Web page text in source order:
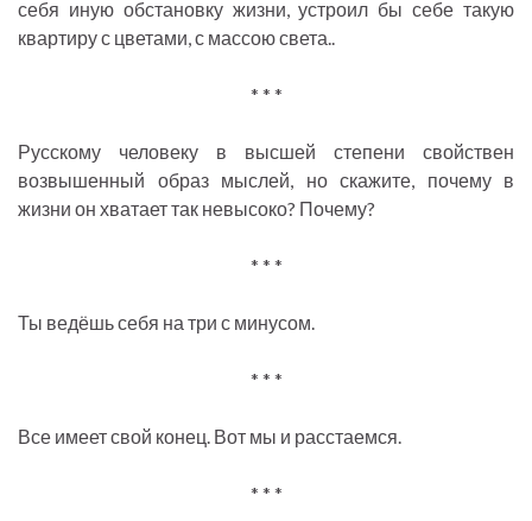
себя иную обстановку жизни, устроил бы себе такую
квартиру с цветами, с массою света..
* * *
Русскому человеку в высшей степени свойствен
возвышенный образ мыслей, но скажите, почему в
жизни он хватает так невысоко? Почему?
* * *
Ты ведёшь себя на три с минусом.
* * *
Все имеет свой конец. Вот мы и расстаемся.
* * *